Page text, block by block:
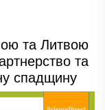
та Литвою
та
спадщину